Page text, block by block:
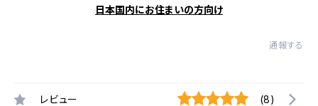
日本国内にお住まいの方向け
通報する
レビュー (8)